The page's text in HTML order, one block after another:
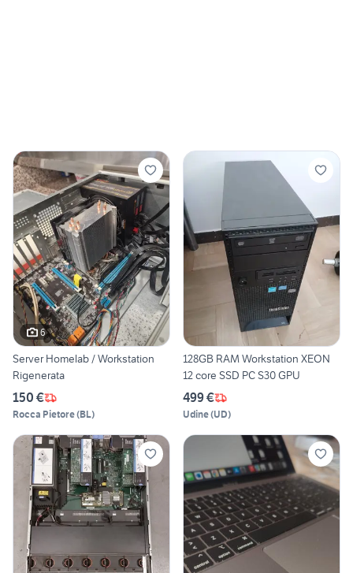
6
Server Homelab / Workstation
Rigenerata
150 €
Rocca Pietore(BL)
128GB RAM Workstation XEON
12 core SSD PC S30 GPU
499 €
Udine(UD)